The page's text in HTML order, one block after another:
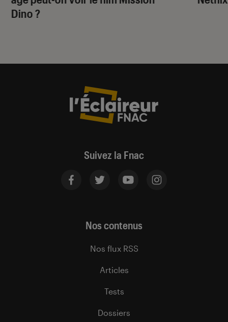
Dino?
Suivez la Fnac
Nos contenus
Nos flux RSS
Articles
Tests
Dossiers